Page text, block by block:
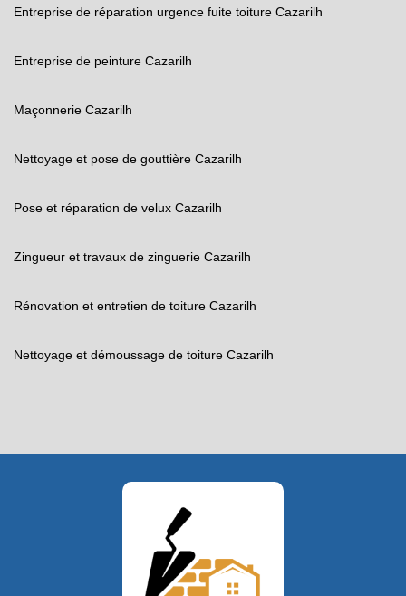
Entreprise de réparation urgence fuite toiture Cazarilh
Entreprise de peinture Cazarilh
Maçonnerie Cazarilh
Nettoyage et pose de gouttière Cazarilh
Pose et réparation de velux Cazarilh
Zingueur et travaux de zinguerie Cazarilh
Rénovation et entretien de toiture Cazarilh
Nettoyage et démoussage de toiture Cazarilh